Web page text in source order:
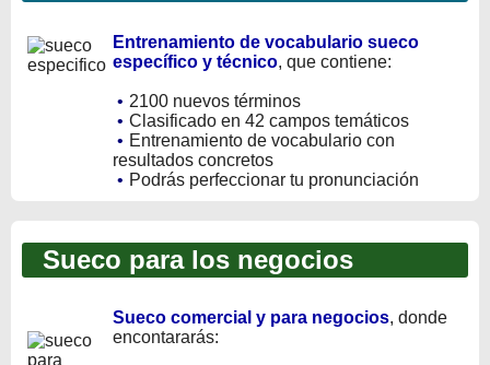
Entrenamiento de vocabulario sueco
específico y técnico, que contiene:
• 2100 nuevos términos
• Clasificado en 42 campos temáticos
• Entrenamiento de vocabulario con
resultados concretos
• Podrás perfeccionar tu pronunciación
Sueco para los negocios
Sueco comercial y para negocios, donde
encontararás: